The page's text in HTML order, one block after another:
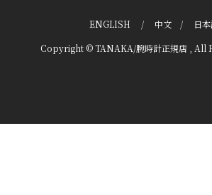
ENGLISH / 中文 / 日
Copyright © TANAKA/腕時計正規店 , All